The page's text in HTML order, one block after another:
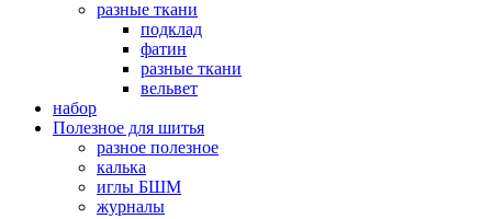
разные ткани
подклад
фатин
разные ткани
вельвет
набор
Полезное для шитья
разное полезное
калька
иглы БШМ
журналы